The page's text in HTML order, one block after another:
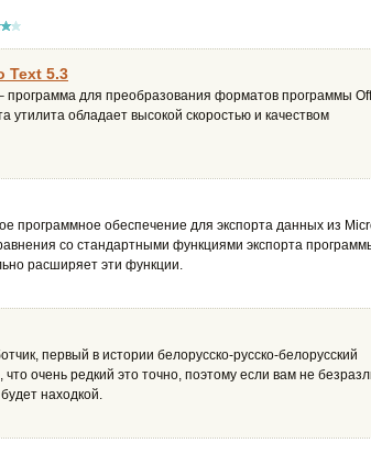
Text 5.3
программа для преобразования форматов программы
утилита обладает высокой скоростью и качеством
программное обеспечение для экспорта данных из
со стандартными функциями экспорта
расширяет эти функции.
первый в истории белорусско-русско-белорусский
очень редкий это точно, поэтому если вам не
находкой.